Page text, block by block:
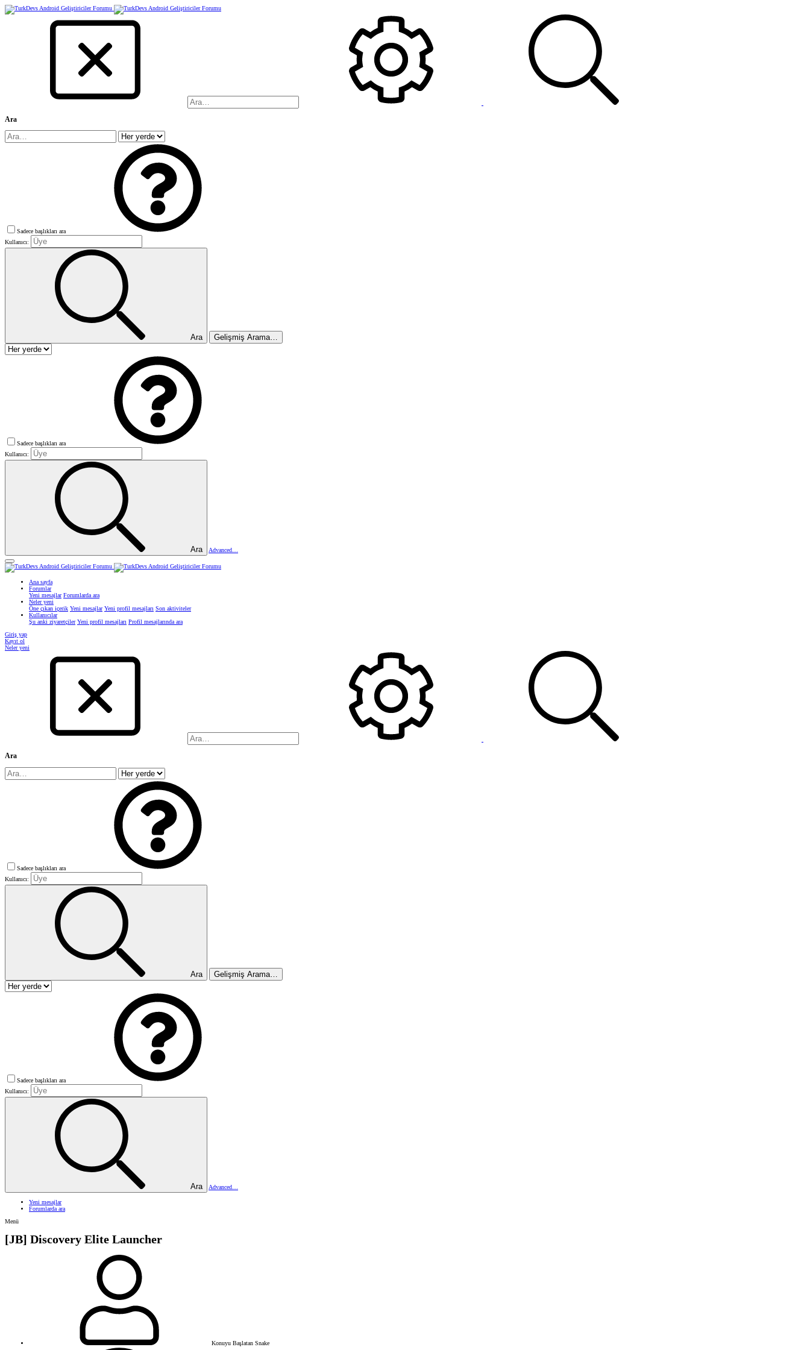
Ara
Sadece başlıkları ara
Kullanıcı:
Ara Gelişmiş Arama…
Sadece başlıkları ara
Kullanıcı:
Ara Advanced…
Ana sayfa
Forumlar
Yeni mesajlar Forumlarda ara
Neler yeni
Öne çıkan içerik Yeni mesajlar Yeni profil mesajları Son aktiviteler
Kullanıcılar
Şu anki ziyaretçiler Yeni profil mesajları Profil mesajlarında ara
Giriş yap
Kayıt ol
Neler yeni
Ara
Sadece başlıkları ara
Kullanıcı:
Ara Gelişmiş Arama…
Sadece başlıkları ara
Kullanıcı:
Ara Advanced…
Yeni mesajlar
Forumlarda ara
Menü
[JB] Discovery Elite Launcher
Konuyu Başlatan Snake